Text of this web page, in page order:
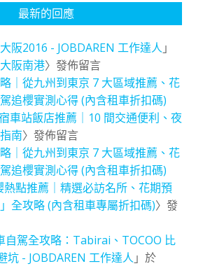
最新的回應
阪2016 - JOBDAREN 工作達人 」
阪南港〉發佈留言
｜從九州到東京 7 大區域推薦、花
追櫻實測心得 (內含租車折扣碼)
車站飯店推薦｜10 間交通便利、夜
南〉發佈留言
｜從九州到東京 7 大區域推薦、花
追櫻實測心得 (內含租車折扣碼)
熱點推薦｜精選必訪名所、花期預
全攻略 (內含租車專屬折扣碼)〉發
自駕全攻略：Tabirai、TOCOO 比
坑 - JOBDAREN 工作達人 」於